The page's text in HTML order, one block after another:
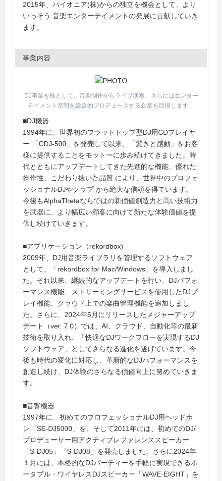
2015年、パイオニア(株)からの独立を機会として、より
いっそう 音楽エンターテイメントの発展に貢献していき
ます。
事業内容
DJ事業を核として、音楽制作からライブ演奏、さらにはエンター
テイメント空間を総合的プロデュースする企業を目指します。
■DJ機器
1994年に、世界初のフラットトップ型DJ用CDプレイヤ
ー 「CDJ-500」を発売して以来、「驚きと感動」をお客
様に提供することをモットーに歩み続けてきました。時
代とともにアップデートしてきた先進的な機能、優れた
操作性、こだわり抜いた品質 により、世界中のプロフェ
ッショナルDJやクラブ から絶大な信頼を得ています。
今後もAlphaThetaならではの新価値創造力と高い技術力
を武器に、より幅広い顧客に向けて新たな体験価値を提
供し続けていきます。
■アプリケーション（rekordbox)
2009年、DJ用音楽ライブラリを管理するソフトウェア
として、「rekordbox for Mac/Windows」を導入しまし
た。それ以来、継続的なアップデートを行い、DJパフォ
ーマンス機能、ストリーミングサービスを使用したDJプ
レイ機能、クラウド上での楽曲管理機能を追加しまし
た。さらに、2024年5月にリリースしたメジャーアップ
デート（ver. 7.0）では、AI、クラウド、自動化等の最新
技術を取り入れ、「快適なDJワークフローを実現するDJ
ソフトウェア」としてさらなる進化を遂げています。今
後も時代の変化に対応し、革新的なDJパフォーマンスを
創造し続け、DJ体験のさらなる価値向上に努めていきま
す。
■音響機器
1997年に、初めてのプロフェッショナルDJ用ヘッドホ
ン「SE-DJ5000」を、そして2011年には、初めてのDJ/
プロデューサー用アクティブレファレンススピーカー
「S-DJ05」「S-DJ08」を発売しました。さらに2024年
１月には、本格的なDJパーティーを手軽に実現できるポ
ータブル・ワイヤレスDJスピーカー「WAVE-EIGHT」を